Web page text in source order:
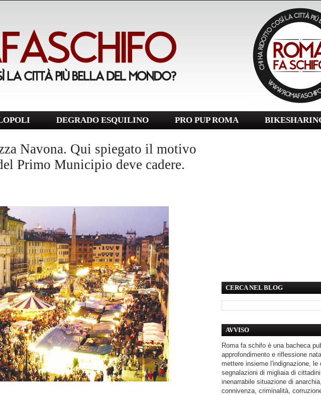
DEGRADO ESQUILINO PRO PUP ROMA
Navona. Qui spiegato il motivo
Primo Municipio deve cadere.
CERCA NEL BLOG
AVVISO
Roma fa schifo è una bacheca
approfondimento e riflessione
mettere insieme l'indignazione, le
segnalazioni di migliaia di
inenarrabile situazione di
connivenza, criminalità,